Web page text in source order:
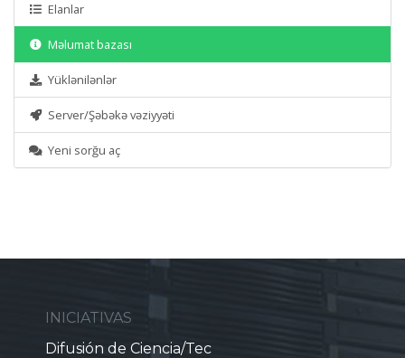
Elanlar
Məlumat bazası
Yüklənilənlər
Server/Şəbəkə vəziyyəti
Yeni sorğu aç
INICIATIVAS
Difusión de Ciencia/Tec